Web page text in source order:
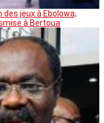
des jeux à Ebolowa,
à Bertoua